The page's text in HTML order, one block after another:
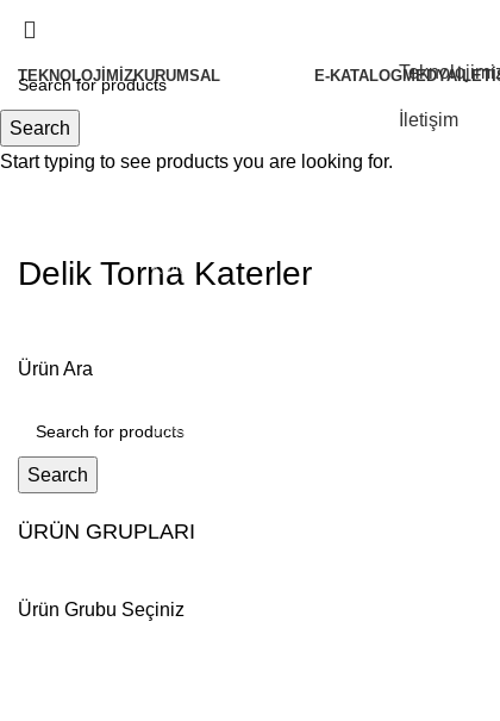
İletişim
Delik Torna Katerler
Ürün Ara
Search
ÜRÜN GRUPLARI
Ürün Grubu Seçiniz
TEKNOLOJIMIZKURUMSAL
Kalite
Vorgen Haberler
E-KATALOGMEDYA
Search
Start typing to see products you are looking for.